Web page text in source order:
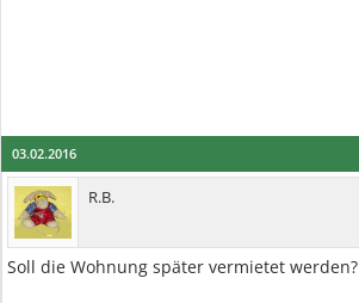
03.02.2016
R.B.
Soll die Wohnung später vermietet werden?